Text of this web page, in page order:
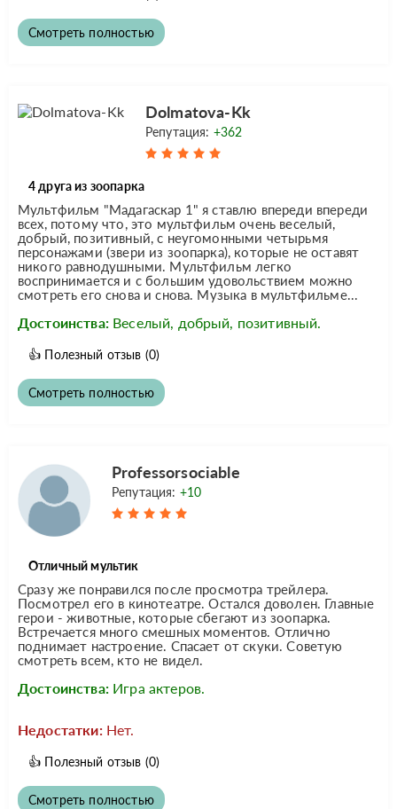
Смотреть полностью
Dolmatova-Kk
Репутация: +362
4 друга из зоопарка
Мультфильм "Мадагаскар 1" я ставлю впереди впереди
всех, потому что, это мультфильм очень веселый,
добрый, позитивный, с неугомонными четырьмя
персонажами (звери из зоопарка), которые не оставят
никого равнодушными. Мультфильм легко
воспринимается и с большим удовольствием можно
смотреть его снова и снова. Музыка в мультфильме...
Достоинства: Веселый, добрый, позитивный.
👍 Полезный отзыв (0)
Смотреть полностью
Professorsociable
Репутация: +10
Отличный мультик
Сразу же понравился после просмотра трейлера.
Посмотрел его в кинотеатре. Остался доволен. Главные
герои - животные, которые сбегают из зоопарка.
Встречается много смешных моментов. Отлично
поднимает настроение. Спасает от скуки. Советую
смотреть всем, кто не видел.
Достоинства: Игра актеров.
Недостатки: Нет.
👍 Полезный отзыв (0)
Смотреть полностью